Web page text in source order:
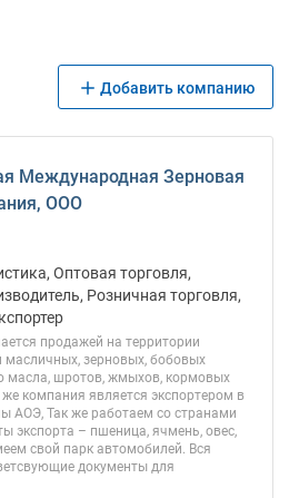
Добавить компанию
Международная Зерновая
ООО
Оптовая торговля,
Розничная торговля,
продажей на территории
масличных, зерновых, бобовых
масла, шротов, жмыхов, кормовых
компания является экспортером в
АОЭ, Так же работаем со странами
экспорта – пшеница, ячмень, овес,
свой парк автомобилей. Вся
документы для